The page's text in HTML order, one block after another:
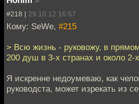
#218 | 29.10.12 16:57
Кому: SeWe, #215
> Всю жизнь - руковожу, в
200 душ в 3-х странах и около 2-
Я искренне недоумеваю, как
руководста, может изрекать из